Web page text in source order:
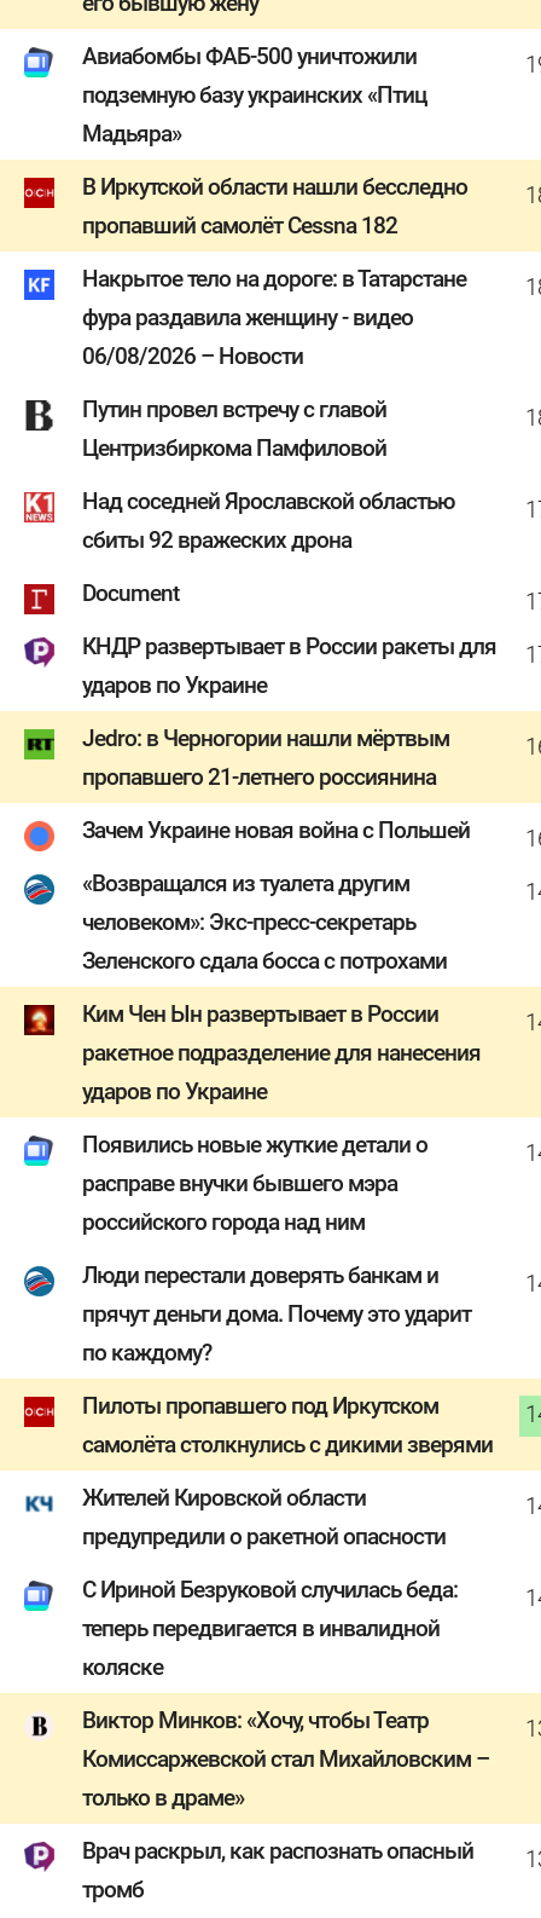
Авиабомбы ФАБ-500 уничтожили
подземную базу украинских «Птиц
Мадьяра»
В Иркутской области нашли бесследно
пропавший самолёт Cessna 182
Накрытое тело на дороге: в Татарстане
фура раздавила женщину - видео
06/08/2026 – Новости
Путин провел встречу с главой
Центризбиркома Памфиловой
Над соседней Ярославской областью
сбиты 92 вражеских дрона
Document
КНДР развертывает в России ракеты для
ударов по Украине
Jedro: в Черногории нашли мёртвым
пропавшего 21-летнего россиянина
Зачем Украине новая война с Польшей
«Возвращался из туалета другим
человеком»: Экс-пресс-секретарь
Зеленского сдала босса с потрохами
Ким Чен Ын развертывает в России
ракетное подразделение для нанесения
ударов по Украине
Появились новые жуткие детали о
расправе внучки бывшего мэра
российского города над ним
Люди перестали доверять банкам и
прячут деньги дома. Почему это ударит
по каждому?
Пилоты пропавшего под Иркутском
самолёта столкнулись с дикими зверями
Жителей Кировской области
предупредили о ракетной опасности
С Ириной Безруковой случилась беда:
теперь передвигается в инвалидной
коляске
Виктор Минков: «Хочу, чтобы Театр
Комиссаржевской стал Михайловским –
только в драме»
Врач раскрыл, как распознать опасный
тромб